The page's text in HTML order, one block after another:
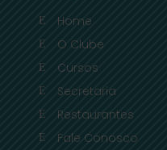
Home
O Clube
Cursos
Secretaria
Restaurantes
Fale Conosco